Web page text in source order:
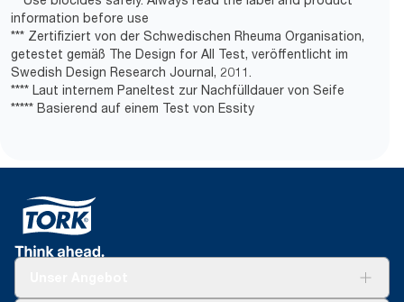
information before use
*** Zertifiziert von der Schwedischen Rheuma Organisation,
getestet gemäß The Design for All Test, veröffentlicht im
Swedish Design Research Journal, 2011.
**** Laut internem Paneltest zur Nachfülldauer von Seife
***** Basierend auf einem Test von Essity